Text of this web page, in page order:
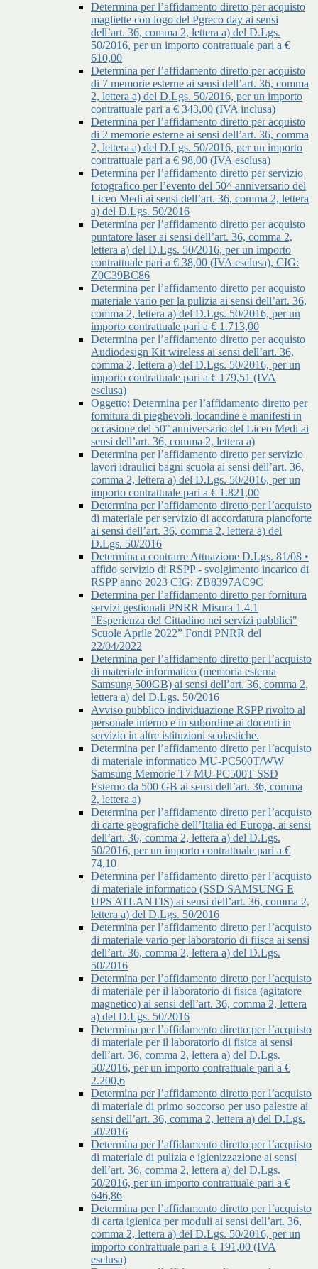
Determina per l’affidamento diretto per acquisto
magliette con logo del Pgreco day ai sensi
dell’art. 36, comma 2, lettera a) del D.Lgs.
50/2016, per un importo contrattuale pari a €
610,00
Determina per l’affidamento diretto per acquisto
di 7 memorie esterne ai sensi dell’art. 36, comma
2, lettera a) del D.Lgs. 50/2016, per un importo
contrattuale pari a € 343,00 (IVA inclusa)
Determina per l’affidamento diretto per acquisto
di 2 memorie esterne ai sensi dell’art. 36, comma
2, lettera a) del D.Lgs. 50/2016, per un importo
contrattuale pari a € 98,00 (IVA esclusa)
Determina per l’affidamento diretto per servizio
fotografico per l’evento del 50^ anniversario del
Liceo Medi ai sensi dell’art. 36, comma 2, lettera
a) del D.Lgs. 50/2016
Determina per l’affidamento diretto per acquisto
puntatore laser ai sensi dell’art. 36, comma 2,
lettera a) del D.Lgs. 50/2016, per un importo
contrattuale pari a € 38,00 (IVA esclusa), CIG:
Z0C39BC86
Determina per l’affidamento diretto per acquisto
materiale vario per la pulizia ai sensi dell’art. 36,
comma 2, lettera a) del D.Lgs. 50/2016, per un
importo contrattuale pari a € 1.713,00
Determina per l’affidamento diretto per acquisto
Audiodesign Kit wireless ai sensi dell’art. 36,
comma 2, lettera a) del D.Lgs. 50/2016, per un
importo contrattuale pari a € 179,51 (IVA
esclusa)
Oggetto: Determina per l’affidamento diretto per
fornitura di pieghevoli, locandine e manifesti in
occasione del 50° anniversario del Liceo Medi ai
sensi dell’art. 36, comma 2, lettera a)
Determina per l’affidamento diretto per servizio
lavori idraulici bagni scuola ai sensi dell’art. 36,
comma 2, lettera a) del D.Lgs. 50/2016, per un
importo contrattuale pari a € 1.821,00
Determina per l’affidamento diretto per l’acquisto
di materiale per servizio di accordatura pianoforte
ai sensi dell’art. 36, comma 2, lettera a) del
D.Lgs. 50/2016
Determina a contrarre Attuazione D.Lgs. 81/08 •
affido servizio di RSPP - svolgimento incarico di
RSPP anno 2023 CIG: ZB8397AC9C
Determina per l’affidamento diretto per fornitura
servizi gestionali PNRR Misura 1.4.1
"Esperienza del Cittadino nei servizi pubblici"
Scuole Aprile 2022” Fondi PNRR del
22/04/2022
Determina per l’affidamento diretto per l’acquisto
di materiale informatico (memoria esterna
Samsung 500GB) ai sensi dell’art. 36, comma 2,
lettera a) del D.Lgs. 50/2016
Avviso pubblico individuazione RSPP rivolto al
personale interno e in subordine ai docenti in
servizio in altre istituzioni scolastiche.
Determina per l’affidamento diretto per l’acquisto
di materiale informatico MU-PC500T/WW
Samsung Memorie T7 MU-PC500T SSD
Esterno da 500 GB ai sensi dell’art. 36, comma
2, lettera a)
Determina per l’affidamento diretto per l’acquisto
di carte geografiche dell’Italia ed Europa, ai sensi
dell’art. 36, comma 2, lettera a) del D.Lgs.
50/2016, per un importo contrattuale pari a €
74,10
Determina per l’affidamento diretto per l’acquisto
di materiale informatico (SSD SAMSUNG E
UPS ATLANTIS) ai sensi dell’art. 36, comma 2,
lettera a) del D.Lgs. 50/2016
Determina per l’affidamento diretto per l’acquisto
di materiale vario per laboratorio di fiisca ai sensi
dell’art. 36, comma 2, lettera a) del D.Lgs.
50/2016
Determina per l’affidamento diretto per l’acquisto
di materiale per il laboratorio di fisica (agitatore
magnetico) ai sensi dell’art. 36, comma 2, lettera
a) del D.Lgs. 50/2016
Determina per l’affidamento diretto per l’acquisto
di materiale per il laboratorio di fisica ai sensi
dell’art. 36, comma 2, lettera a) del D.Lgs.
50/2016, per un importo contrattuale pari a €
2.200,6
Determina per l’affidamento diretto per l’acquisto
di materiale di primo soccorso per uso palestre ai
sensi dell’art. 36, comma 2, lettera a) del D.Lgs.
50/2016
Determina per l’affidamento diretto per l’acquisto
di materiale di pulizia e igienizzazione ai sensi
dell’art. 36, comma 2, lettera a) del D.Lgs.
50/2016, per un importo contrattuale pari a €
646,86
Determina per l’affidamento diretto per l’acquisto
di carta igienica per moduli ai sensi dell’art. 36,
comma 2, lettera a) del D.Lgs. 50/2016, per un
importo contrattuale pari a € 191,00 (IVA
esclusa)